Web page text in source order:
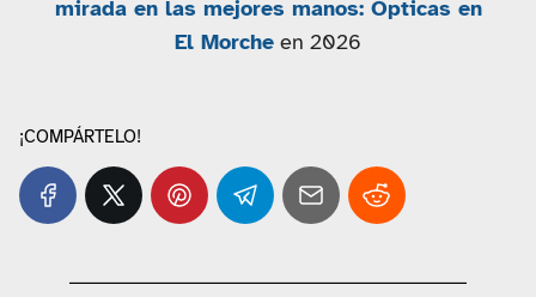
mirada en las mejores manos: Ópticas en
El Morche en 2026
¡COMPÁRTELO!